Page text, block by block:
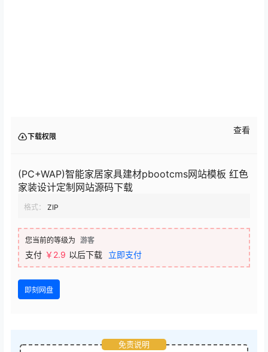
下载权限
查看
(PC+WAP)智能家居家具建材pbootcms网站模板 红色
家装设计定制网站源码下载
格式： ZIP
您当前的等级为 游客
支付 ￥2.9 以后下载 立即支付
即刻网盘
免责说明